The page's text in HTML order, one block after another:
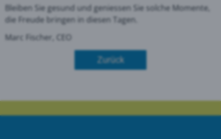
Bleiben Sie gesund und geniessen Sie solche Momente,
die Freude bringen in diesen Tagen.
Marc Fischer, CEO
Zurück